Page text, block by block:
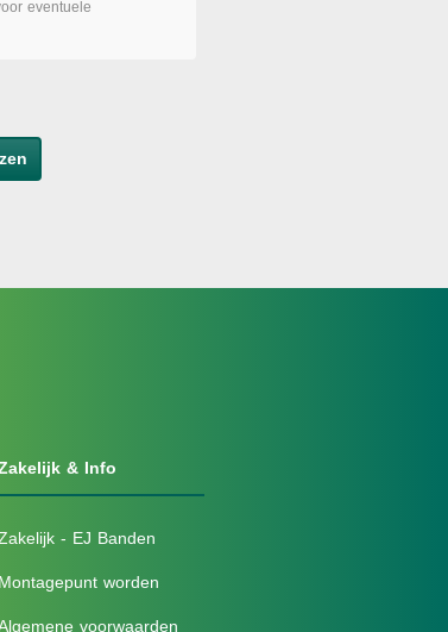
eventuele
& Info
- EJ Banden
Montagepunt worden
voorwaarden